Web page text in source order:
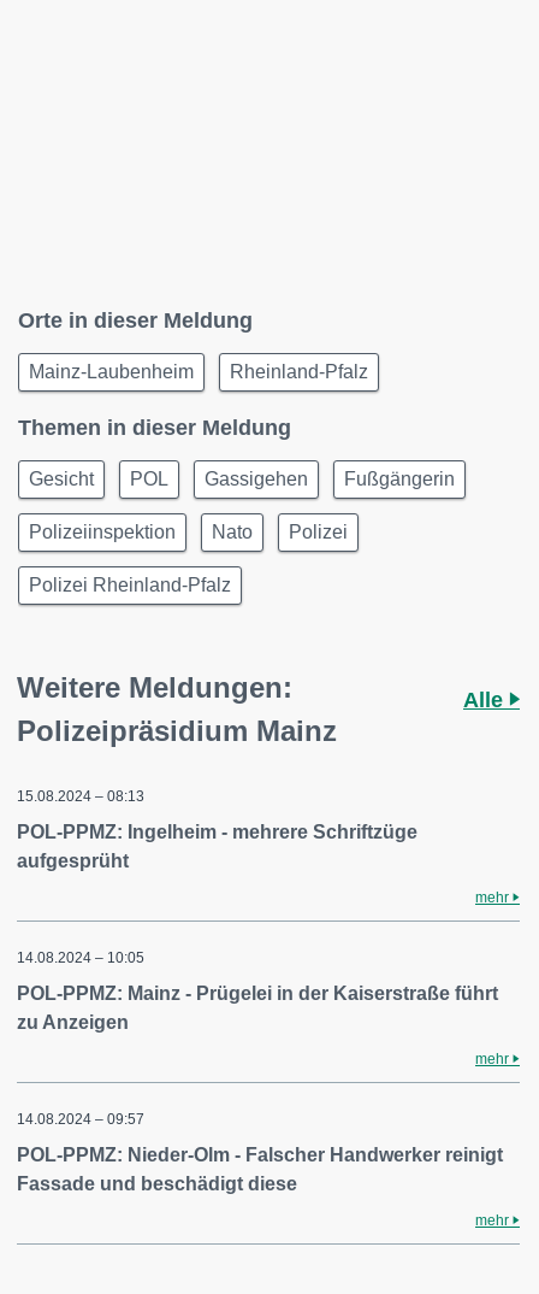
Orte in dieser Meldung
Mainz-Laubenheim Rheinland-Pfalz
Themen in dieser Meldung
Gesicht POL Gassigehen Fußgängerin
Polizeiinspektion Nato Polizei
Polizei Rheinland-Pfalz
Weitere Meldungen:
Polizeipräsidium Mainz
Alle
15.08.2024 – 08:13
POL-PPMZ: Ingelheim - mehrere Schriftzüge
aufgesprüht
mehr
14.08.2024 – 10:05
POL-PPMZ: Mainz - Prügelei in der Kaiserstraße führt
zu Anzeigen
mehr
14.08.2024 – 09:57
POL-PPMZ: Nieder-Olm - Falscher Handwerker reinigt
Fassade und beschädigt diese
mehr